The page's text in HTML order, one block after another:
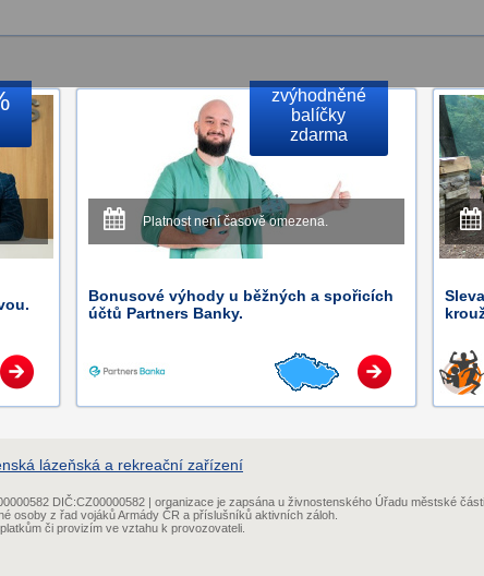
zvýhodněné
balíčky
zdarma
Platnost není časově omezena.
Bonusové výhody u běžných a spořicích
účtů Partners Banky.
lázeňská a rekreační zařízení
DIČ:CZ00000582 | organizace je zapsána u živnostenského Úřadu městské
osoby z řad vojáků Armády ČR a příslušníků aktivních záloh.
či provizím ve vztahu k provozovateli.